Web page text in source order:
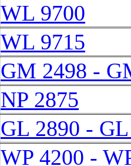
WL 9700
WL 9715
GM 2498 -
NP 2875
GL 2890 -
WP 4200 -